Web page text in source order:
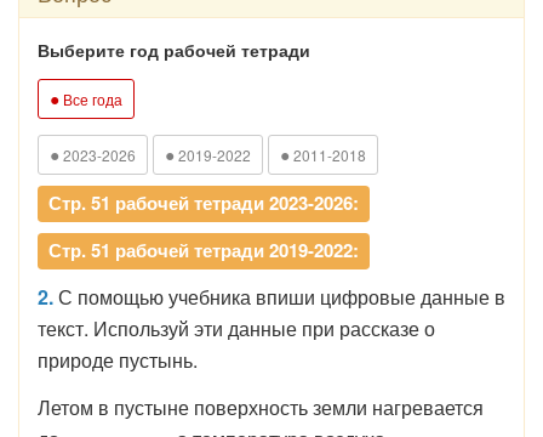
Выберите год рабочей тетради
● Все года
● 2023-2026 ● 2019-2022 ● 2011-2018
Стр. 51 рабочей тетради 2023-2026:
Стр. 51 рабочей тетради 2019-2022:
2.С помощью учебника впиши цифровые данные в
текст. Используй эти данные при рассказе о
природе пустынь.
Летом в пустыне поверхность земли нагревается